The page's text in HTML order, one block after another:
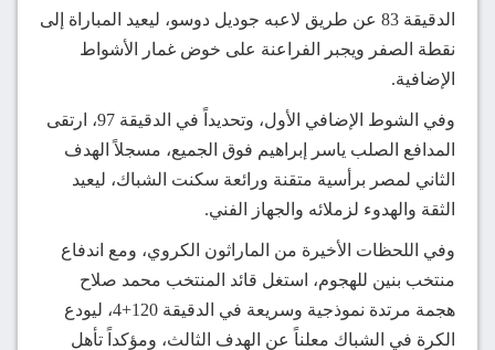
الدقيقة 83 عن طريق لاعبه جوديل دوسو، ليعيد المباراة إلى
نقطة الصفر ويجبر الفراعنة على خوض غمار الأشواط
الإضافية.
وفي الشوط الإضافي الأول، وتحديداً في الدقيقة 97، ارتقى
المدافع الصلب ياسر إبراهيم فوق الجميع، مسجلاً الهدف
الثاني لمصر برأسية متقنة ورائعة سكنت الشباك، ليعيد
الثقة والهدوء لزملائه والجهاز الفني.
وفي اللحظات الأخيرة من الماراثون الكروي، ومع اندفاع
منتخب بنين للهجوم، استغل قائد المنتخب محمد صلاح
هجمة مرتدة نموذجية وسريعة في الدقيقة 120+4، ليودع
الكرة في الشباك معلناً عن الهدف الثالث، ومؤكداً تأهل